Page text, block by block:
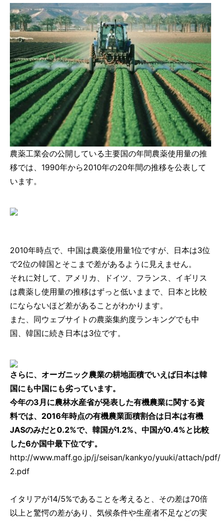
農薬工業会の公開している主要国の年間農薬使用量の推
移では、1990年から2010年の20年間の推移を公表して
います。
2010年時点で、中国は農薬使用量1位ですが、日本は3位
で2位の韓国とそこまで差があるように見えません。
それに対して、アメリカ、ドイツ、フランス、イギリス
は農薬し使用量の推移はずっと低いままで、日本と比較
にならないほど差があることがわかります。
また、同ウェブサイトの農薬集約度ランキングでも中
国、韓国に続き日本は3位です。
さらに、オーガニック農業の耕地面積でいえば日本は韓
国にも中国にも劣っています。
今年の3月に農林水産省が発表した有機農業に関する資
料では、2016年時点の有機農業面積割合は日本は有機
JASのみだと0.2%で、韓国が1.2%、中国が0.4%と比較
した6か国中最下位です。
http://www.maff.go.jp/j/seisan/kankyo/yuuki/attach/
2.pdf
イタリアが14/5%であることを考えると、その差は70倍
以上と驚愕の差があり、気候条件や生産者不足などの実